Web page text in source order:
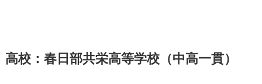
高校：春日部共栄高等学校（中高一貫）